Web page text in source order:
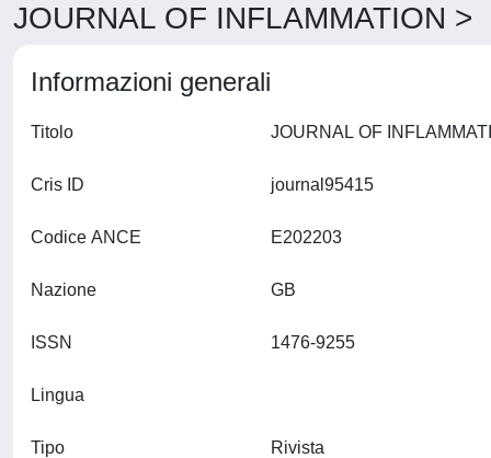
JOURNAL OF INFLAMMATION >
Informazioni generali
Titolo
Cris ID
Codice ANCE
Nazione
ISSN
Lingua
Tipo Rivista